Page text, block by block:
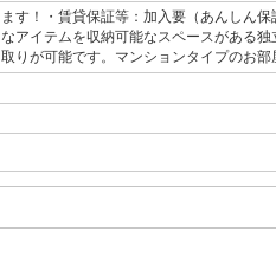
す！・賃貸保証等：加入要（あんしん
アイテムを収納可能なスペースがある
りが可能です。マンションタイプのお